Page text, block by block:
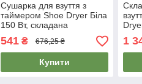
Сушарка для взуття з
таймером Shoe Dryer Біла
150 Вт, складана
антибактеріальна сушарка
для різного взуття
541₴ 676,25 ₴
Купити
для
для
1